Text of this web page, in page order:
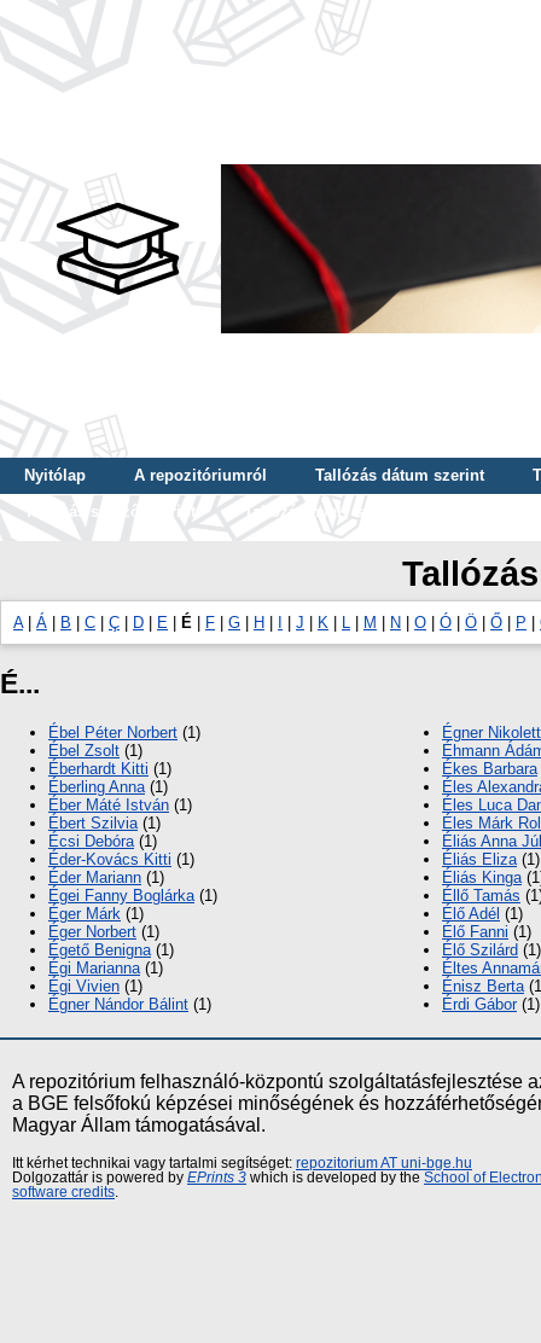
Nyitólap A repozitóriumról Tallózás dátum szerint
Tallózás szerző szerint
Tallózás nyelv szerint
A| Á B C Ç D E É F G H J K L M N O Ó Ö Ő P
É...
Ébel Péter Norbert (1)
Ébel Zsolt (1)
Éberhardt Kitti (1)
Éberling Anna(1)
Éber Máté István (1)
Ébert Szilvia(1)
Écsi Debóra(1)
Éder-Kovács Kitti (1)
Éder Mariann (1)
Égei Fanny Boglárka(1)
Éger Márk (1)
Éger Norbert (1)
Égető Benigna(1)
Égi Marianna(1)
Égi Vivien (1)
Égner Nándor Bálint (1)
Égner Nikolett
Éhmann
Ékes Barbara
Éles
Éles Luca
Éles Márk
Éliás Anna
Éliás Eliza(1)
Éliás Kinga
Éllő Tamás
Élő Adél (1)
Élő Fanni (1)
Élő Szilárd (1)
Éltes
Énisz Berta
Érdi Gábor(1)
A repozitórium felhasználó-központú szolgáltatásfejlesztése
a BGE felsőfokú képzései minőségének és
Magyar Állam támogatásával.
Itt kérhet technikai vagy tartalmi segítséget: repozitorium AT uni-bge.hu
Dolgozattár is powered by EPrints 3 which is developed by the School of
software credits